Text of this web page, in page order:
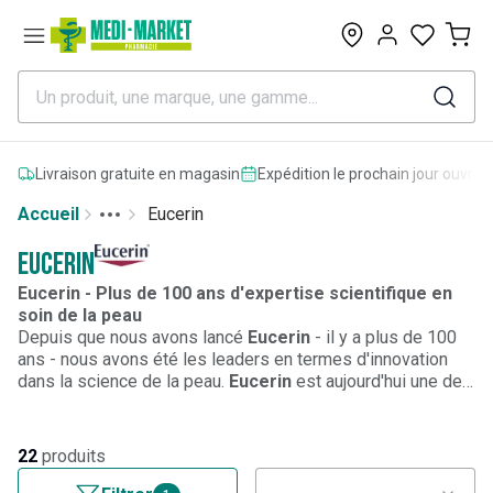
0
Livraison gratuite en magasin Expédition le prochain jour
Accueil
More
Toggle menu
Eucerin
Eucerin
Eucerin - Plus de 100 ans d'expertise scientifique en
soin de la peau
Depuis que nous avons lancé Eucerin - il y a plus de 100
ans - nous avons été les leaders en termes d'innovation
dans la science de la peau. Eucerin est aujourd'hui une des
pharmaciens pour garder une peau belle et en pleine santé.
Notre expertise et notre énergie est concentrée sur le fait
22 produits